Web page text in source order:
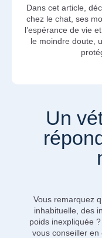
Dans cet article,
chez le chat, ses
l’espérance de vie
le moindre doute,
Un
Vous remarquez
inhabituelle, des
poids inexpliquée
vous conseiller en